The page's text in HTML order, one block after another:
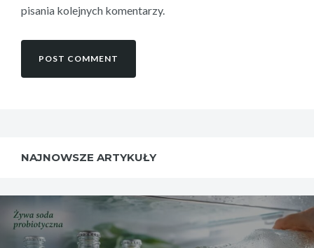
pisania kolejnych komentarzy.
NAJNOWSZE ARTYKUŁY